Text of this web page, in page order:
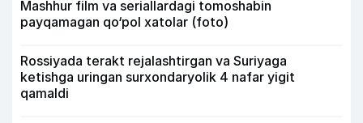
Mashhur film va seriallardagi tomoshabin
payqamagan qo‘pol xatolar (foto)
Rossiyada terakt rejalashtirgan va Suriyaga
ketishga uringan surxondaryolik 4 nafar yigit
qamaldi